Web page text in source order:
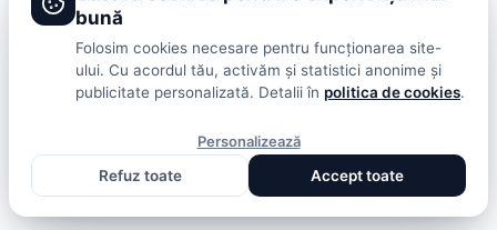
PublicitatePolitica De ConfidentialitateHomeTermeni și
bună
Folosim cookies necesare pentru funcționarea site-
ului. Cu acordul tău, activăm și statistici anonime și
publicitate personalizată. Detalii în politica de cookies.
Personalizează
Refuz toate
Accept toate